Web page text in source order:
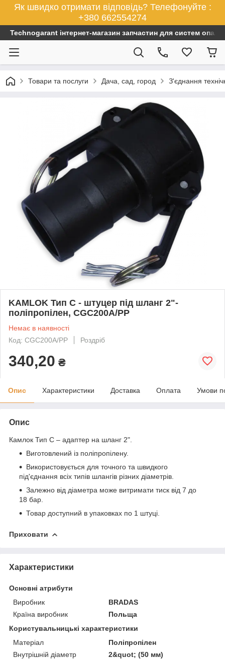
Як швидко отримати відповідь? Телефонуйте :
+380 662554274
Technogarant інтернет-магазин запчастин для систем
Товари та послуги Дача, сад, город З'єднання
KAMLOK Тип C - штуцер під шланг 2"-
поліпропілен, CGC200A/PP
Немає в наявності
Код: CGC200A/PP
Роздріб
340,20 ₴
Опис Характеристики Доставка Оплата Умови
Опис
Камлок Тип С – адаптер на шланг 2".
Виготовлений із поліпропілену.
Використовується для точного та швидкого
під'єднання всіх типів шлангів різних діаметрів.
Залежно від діаметра може витримати тиск від 7 до
18 бар.
Товар доступний в упаковках по 1 штуці.
Приховати
Характеристики
Основні атрибути
Виробник
BRADAS
Країна виробник
Польща
Користувальницькі характеристики
Матеріал
Поліпропілен
Внутрішній діаметр
2&quot; (50 мм)